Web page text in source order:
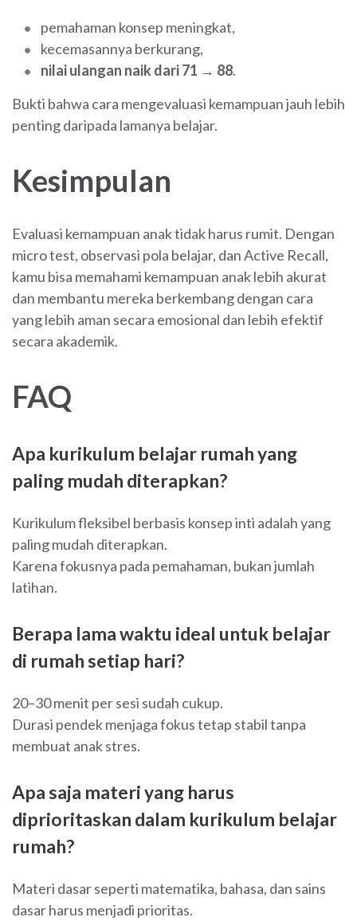
pemahaman konsep meningkat,
kecemasannya berkurang,
nilai ulangan naik dari 71 → 88.
Bukti bahwa cara mengevaluasi kemampuan jauh lebih
penting daripada lamanya belajar.
Kesimpulan
Evaluasi kemampuan anak tidak harus rumit. Dengan
micro test, observasi pola belajar, dan Active Recall,
kamu bisa memahami kemampuan anak lebih akurat
dan membantu mereka berkembang dengan cara
yang lebih aman secara emosional dan lebih efektif
secara akademik.
FAQ
Apa kurikulum belajar rumah yang
paling mudah diterapkan?
Kurikulum fleksibel berbasis konsep inti adalah yang
paling mudah diterapkan.
Karena fokusnya pada pemahaman, bukan jumlah
latihan.
Berapa lama waktu ideal untuk belajar
di rumah setiap hari?
20–30 menit per sesi sudah cukup.
Durasi pendek menjaga fokus tetap stabil tanpa
membuat anak stres.
Apa saja materi yang harus
diprioritaskan dalam kurikulum belajar
rumah?
Materi dasar seperti matematika, bahasa, dan sains
dasar harus menjadi prioritas.